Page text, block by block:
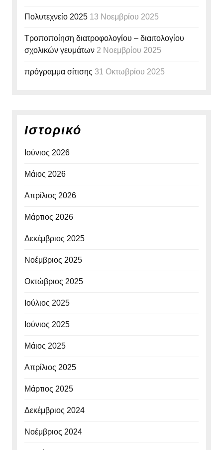
Πολυτεχνείο 2025 13 Νοεμβρίου 2025
Τροποποίηση διατροφολογίου – διαιτολογίου
σχολικών γευμάτων 2 Νοεμβρίου 2025
πρόγραμμα σίτισης 31 Οκτωβρίου 2025
Ιστορικό
Ιούνιος 2026
Μάιος 2026
Απρίλιος 2026
Μάρτιος 2026
Δεκέμβριος 2025
Νοέμβριος 2025
Οκτώβριος 2025
Ιούλιος 2025
Ιούνιος 2025
Μάιος 2025
Απρίλιος 2025
Μάρτιος 2025
Δεκέμβριος 2024
Νοέμβριος 2024